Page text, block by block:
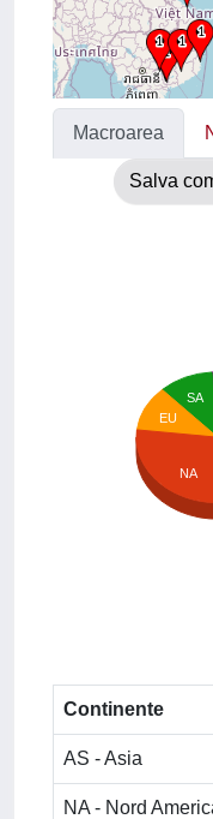
Macroarea
Salva
SA
EU
NA
Continente
AS - Asia
NA - Nord